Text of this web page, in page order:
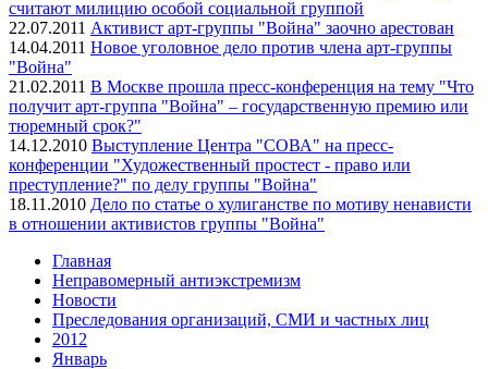
считают милицию особой социальной группой
22.07.2011 Активист арт-группы "Война" заочно арестован
14.04.2011 Новое уголовное дело против члена арт-группы
"Война"
21.02.2011 В Москве прошла пресс-конференция на тему "Что
получит арт-группа "Война" – государственную премию или
тюремный срок?"
14.12.2010 Выступление Центра "СОВА" на пресс-
конференции "Художественный простест - право или
преступление?" по делу группы "Война"
18.11.2010 Дело по статье о хулиганстве по мотиву ненависти
в отношении активистов группы "Война"
Главная
Неправомерный антиэкстремизм
Новости
Преследования организаций, СМИ и частных лиц
2012
Январь